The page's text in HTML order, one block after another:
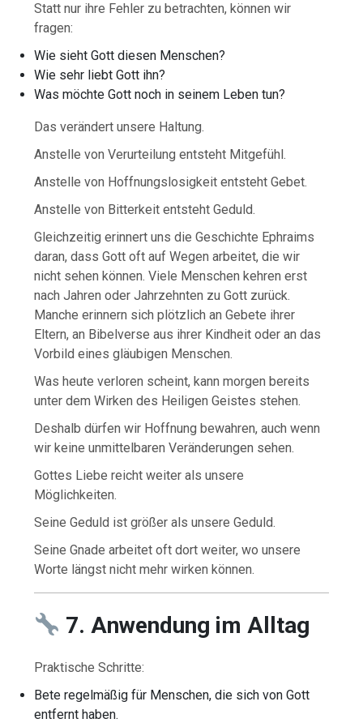
Statt nur ihre Fehler zu betrachten, können wir
fragen:
Wie sieht Gott diesen Menschen?
Wie sehr liebt Gott ihn?
Was möchte Gott noch in seinem Leben tun?
Das verändert unsere Haltung.
Anstelle von Verurteilung entsteht Mitgefühl.
Anstelle von Hoffnungslosigkeit entsteht Gebet.
Anstelle von Bitterkeit entsteht Geduld.
Gleichzeitig erinnert uns die Geschichte Ephraims
daran, dass Gott oft auf Wegen arbeitet, die wir
nicht sehen können. Viele Menschen kehren erst
nach Jahren oder Jahrzehnten zu Gott zurück.
Manche erinnern sich plötzlich an Gebete ihrer
Eltern, an Bibelverse aus ihrer Kindheit oder an das
Vorbild eines gläubigen Menschen.
Was heute verloren scheint, kann morgen bereits
unter dem Wirken des Heiligen Geistes stehen.
Deshalb dürfen wir Hoffnung bewahren, auch wenn
wir keine unmittelbaren Veränderungen sehen.
Gottes Liebe reicht weiter als unsere
Möglichkeiten.
Seine Geduld ist größer als unsere Geduld.
Seine Gnade arbeitet oft dort weiter, wo unsere
Worte längst nicht mehr wirken können.
7. Anwendung im Alltag
Praktische Schritte:
Bete regelmäßig für Menschen, die sich von Gott
entfernt haben.